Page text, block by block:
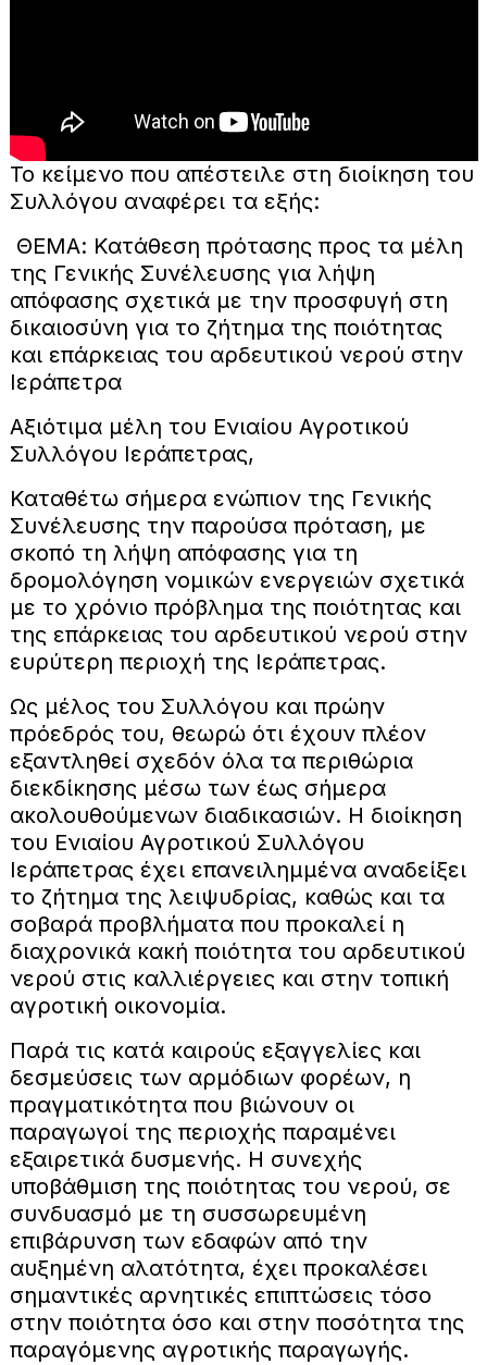
Το κείμενο που απέστειλε στη διοίκηση του
Συλλόγου αναφέρει τα εξής:
ΘΕΜΑ: Κατάθεση πρότασης προς τα μέλη
της Γενικής Συνέλευσης για λήψη
απόφασης σχετικά με την προσφυγή στη
δικαιοσύνη για το ζήτημα της ποιότητας
και επάρκειας του αρδευτικού νερού στην
Ιεράπετρα
Αξιότιμα μέλη του Ενιαίου Αγροτικού
Συλλόγου Ιεράπετρας,
Καταθέτω σήμερα ενώπιον της Γενικής
Συνέλευσης την παρούσα πρόταση, με
σκοπό τη λήψη απόφασης για τη
δρομολόγηση νομικών ενεργειών σχετικά
με το χρόνιο πρόβλημα της ποιότητας και
της επάρκειας του αρδευτικού νερού στην
ευρύτερη περιοχή της Ιεράπετρας.
Ως μέλος του Συλλόγου και πρώην
πρόεδρός του, θεωρώ ότι έχουν πλέον
εξαντληθεί σχεδόν όλα τα περιθώρια
διεκδίκησης μέσω των έως σήμερα
ακολουθούμενων διαδικασιών. Η διοίκηση
του Ενιαίου Αγροτικού Συλλόγου
Ιεράπετρας έχει επανειλημμένα αναδείξει
το ζήτημα της λειψυδρίας, καθώς και τα
σοβαρά προβλήματα που προκαλεί η
διαχρονικά κακή ποιότητα του αρδευτικού
νερού στις καλλιέργειες και στην τοπική
αγροτική οικονομία.
Παρά τις κατά καιρούς εξαγγελίες και
δεσμεύσεις των αρμόδιων φορέων, η
πραγματικότητα που βιώνουν οι
παραγωγοί της περιοχής παραμένει
εξαιρετικά δυσμενής. Η συνεχής
υποβάθμιση της ποιότητας του νερού, σε
συνδυασμό με τη συσσωρευμένη
επιβάρυνση των εδαφών από την
αυξημένη αλατότητα, έχει προκαλέσει
σημαντικές αρνητικές επιπτώσεις τόσο
στην ποιότητα όσο και στην ποσότητα της
παραγόμενης αγροτικής παραγωγής.